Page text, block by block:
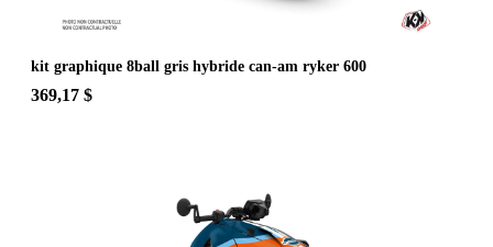
kit graphique 8ball gris hybride can-am ryker 600
369,17 $